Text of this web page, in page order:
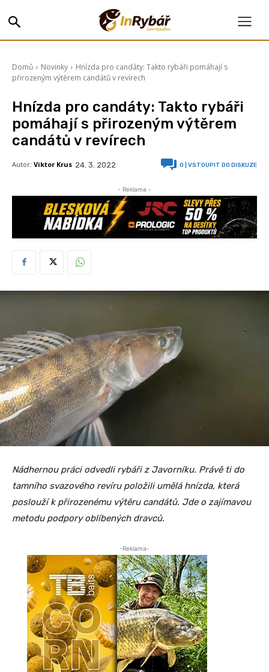
Domů Novinky
Hnízda pro candáty: Takto rybáři pomáhají s
přirozeným výtěrem candátů v revírech
Hnízda pro candáty: Takto rybáři
pomáhají s přirozeným výtěrem
candátů v revírech
Autor: Viktor Krus 24. 3. 2022 0 | VSTOUPIT DO DISKUZE
- Reklama -
Nádhernou práci odvedli rybáři z Javorníku. Právě ti do
tamního svazového revíru položili umělá hnízda, která
poslouží k přirozenému výtěru candátů. Jde o zajímavou
metodu podpory oblíbených dravců.
-Reklama-